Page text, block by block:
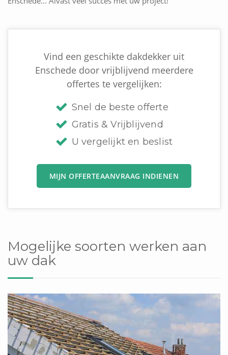
Vind een geschikte dakdekker uit
Enschede door vrijblijvend meerdere
offertes te vergelijken:
Snel de beste offerte
Gratis & Vrijblijvend
U vergelijkt en beslist
MIJN OFFERTEAANVRAAG INDIENEN
Mogelijke soorten werken aan
uw dak